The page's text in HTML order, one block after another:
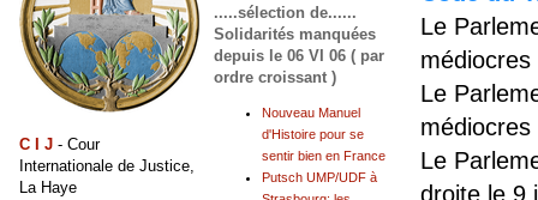
Le
Le
Le
droite le 9
.....sélection de......
Solidarités manquées
depuis le 06 VI 06 ( par
ordre croissant )
Nouveau Manuel
d'Histoire pour se
sentir bien en France
Putsch UMP/UDF à
C I J - Cour
Internationale de Justice,
La Haye